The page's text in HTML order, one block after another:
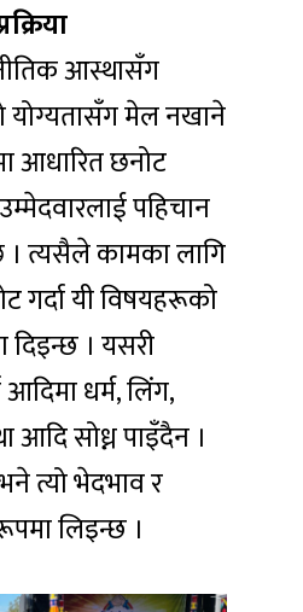
आस्थासँग
योग्यतासँग मेल नखाने
आधारित छनोट
पहिचान
। त्यसैले कामका लागि
गर्दा यी विषयहरूको
दिइन्छ । यसरी
आदिमा धर्म, लिंग,
सोध्न पाइँदैन ।
त्यो भेदभाव र
लिइन्छ ।